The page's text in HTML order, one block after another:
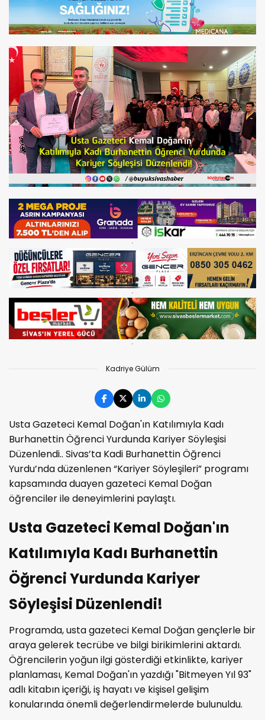
Kadriye Gülüm
Usta Gazeteci Kemal Doğan'ın Katılımıyla Kadı
Burhanettin Öğrenci Yurdunda Kariyer Söyleşisi
Düzenlendi.. Sivas’ta Kadi Burhanettin Öğrenci
Yurdu’nda düzenlenen “Kariyer Söyleşileri” programı
kapsamında duayen gazeteci Kemal Doğan
öğrenciler ile deneyimlerini paylaştı.
Usta Gazeteci Kemal Doğan'ın
Katılımıyla Kadı Burhanettin
Öğrenci Yurdunda Kariyer
Söyleşisi Düzenlendi!
Programda, usta gazeteci Kemal Doğan gençlerle bir
araya gelerek tecrübe ve bilgi birikimlerini aktardı.
Öğrencilerin yoğun ilgi gösterdiği etkinlikte, kariyer
planlaması, Kemal Doğan'ın yazdığı "Bitmeyen Yıl 93"
adlı kitabın içeriği, iş hayatı ve kişisel gelişim
konularında önemli değerlendirmelerde bulunuldu.